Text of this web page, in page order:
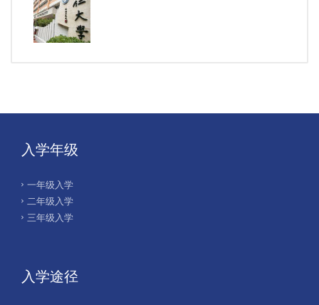
入学年级
一年级入学
二年级入学
三年级入学
入学途径